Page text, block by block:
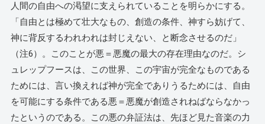
人間の自由への渇望に支えられていることを明らかにする。
「自由とは極めて壮大なもの、創造の条件、神すら妨げて、
神に背反するわれわれは封じえない、と断念させるのだ」
（注6）。このことが悪＝悪魔の最大の存在理由なのだ。シ
ュレップフースは、この世界、この宇宙が完全なものである
ためには、言い換えれば神が完全でありうるためには、自由
を可能にする条件である悪＝悪魔が創造されねばならなかっ
たというのである。この悪の弁証法は、先ほど見た音楽の力